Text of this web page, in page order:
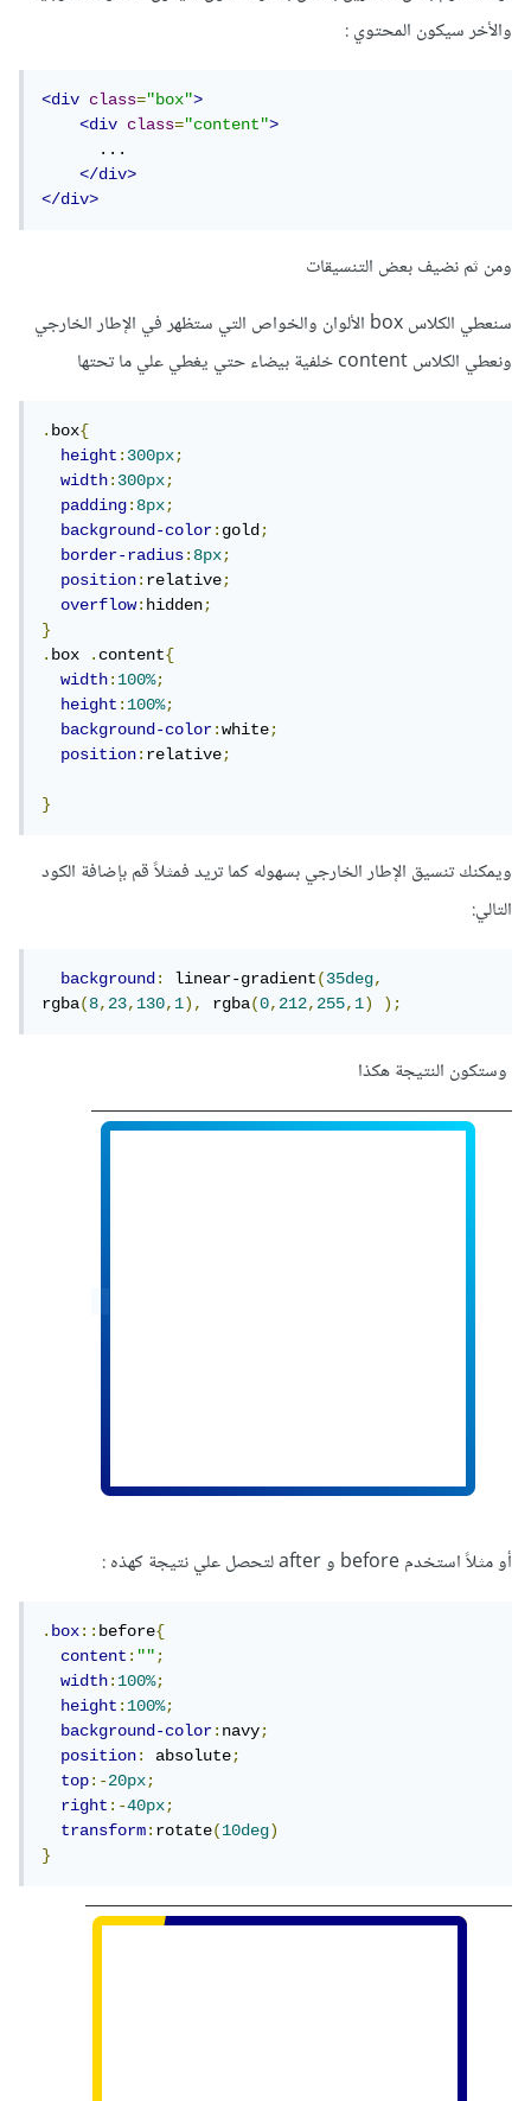
والأخر سيكون المحتوي
<div class="box">
<div
class="content">
      ...
</div>
</div>
ومن ثم نضيف بعض التنسيقات
سنعطي الكلاس box الألوان والخواص التي ستظهر في الإطار الخارجي
ونعطي الكلاس content خلفية بيضاء حتي يغطي علي ما تحتها
.box{
height:300px;
width:300px;
padding:8px;
background-color:gold;
border-radius:8px;
position:relative;
overflow:hidden;
}
.box .content{
width:100%;
height:100%;
background-color:white;
position:relative;
}
ويمكنك تنسيق الإطار الخارجي بسهوله كما تريد فمثلاً قم بإضافة الكود
التالي:
background: linear-gradient(35deg,
rgba(8,23,130,1), rgba(0,212,255,1) );
وستكون النتيجة هكذا
أو مثلاً استخدم before و after لتحصل علي نتيجة كهذه
.box::before{
content:"";
width:100%;
height:100%;
background-color:navy;
position: absolute;
top:-20px;
right:-40px;
transform:rotate(10deg)
}